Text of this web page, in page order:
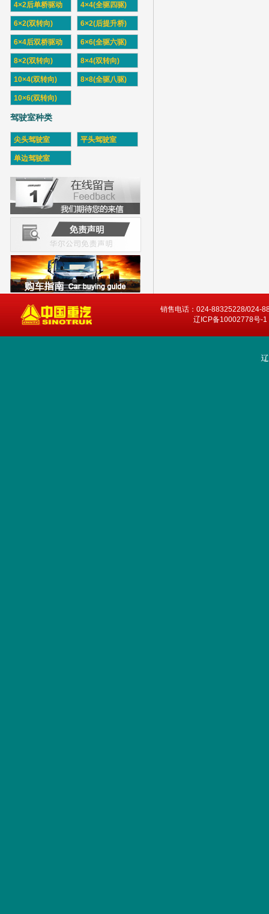
4×2后单桥驱动 4×4(全驱四驱)
6×2(双转向) 6×2(后提升桥)
6×4后双桥驱动 6×6(全驱六驱)
8×2(双转向) 8×4(双转向)
10×4(双转向) 8×8(全驱八驱)
10×6(双转向)
驾驶室种类
尖头驾驶室 平头驾驶室
单边驾驶室
销售电话：024-88325228/024-
辽ICP备10002778号-1